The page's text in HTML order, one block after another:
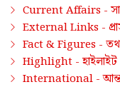
Current Affairs -
External Links -
Fact & Figures -
Highlight -হাইলাইট
International -